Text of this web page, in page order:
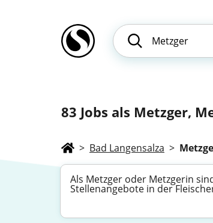
83 Jobs als Metzger,
> Bad Langensalza >
Als Metzger oder Metzgerin
Stellenangebote in der